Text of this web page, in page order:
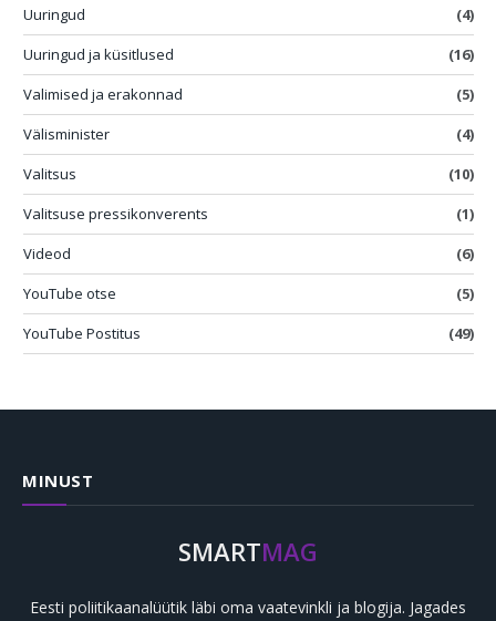
Uuringud
(4)
Uuringud ja küsitlused
(16)
Valimised ja erakonnad
(5)
Välisminister
(4)
Valitsus
(10)
Valitsuse pressikonverents
(1)
Videod
(6)
YouTube otse
(5)
YouTube Postitus
(49)
MINUST
SMARTMAG
Eesti poliitikaanalüütik läbi oma vaatevinkli ja blogija. Jagades